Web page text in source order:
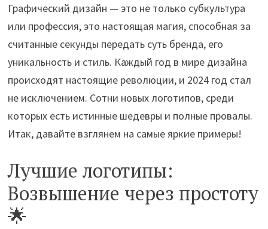
Графический дизайн — это не только субкультура
или профессия, это настоящая магия, способная за
считанные секунды передать суть бренда, его
уникальность и стиль. Каждый год в мире дизайна
происходят настоящие революции, и 2024 год стал
не исключением. Сотни новых логотипов, среди
которых есть истинные шедевры и полные провалы.
Итак, давайте взглянем на самые яркие примеры!
Лучшие логотипы:
Возвышение через простоту
🌟